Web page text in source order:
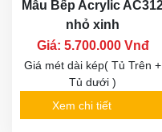
Mẫu Bếp Acrylic
nhỏ xinh
Giá: 5.700.000 Vnđ
Giá mét dài kép( Tủ Trên +
Tủ dưới )
Xem chi tiết